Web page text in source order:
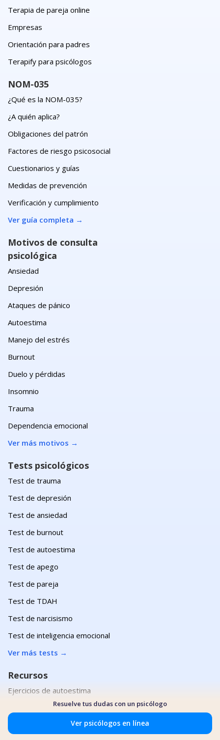
Resuelve tus dudas con un psicólogo
Ver psicólogos en línea
Terapia de pareja online
Empresas
Orientación para padres
Terapify para psicólogos
NOM-035
¿Qué es la NOM-035?
¿A quién aplica?
Obligaciones del patrón
Factores de riesgo psicosocial
Cuestionarios y guías
Medidas de prevención
Verificación y cumplimiento
Ver guía completa →
Motivos de consulta
psicológica
Ansiedad
Depresión
Ataques de pánico
Autoestima
Manejo del estrés
Burnout
Duelo y pérdidas
Insomnio
Trauma
Dependencia emocional
Ver más motivos →
Tests psicológicos
Test de trauma
Test de depresión
Test de ansiedad
Test de burnout
Test de autoestima
Test de apego
Test de pareja
Test de TDAH
Test de narcisismo
Test de inteligencia emocional
Ver más tests →
Recursos
Ejercicios de autoestima
Ejercicios de control de impulsos
Ejercicios de emociones